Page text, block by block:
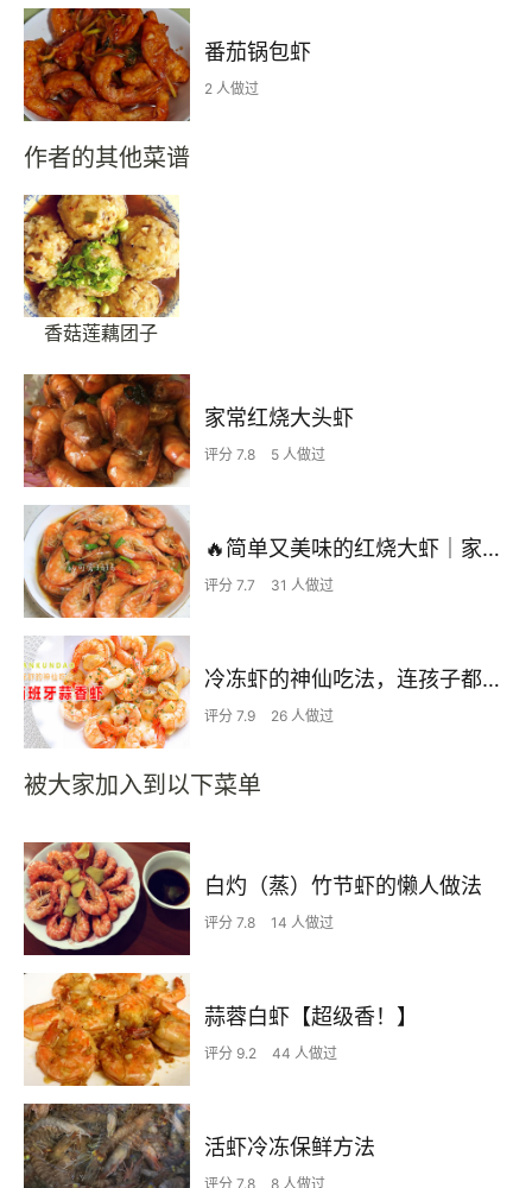
番茄锅包虾
2 人做过
作者的其他菜谱
香菇莲藕团子
家常红烧大头虾
评分 7.8 5 人做过
🔥简单又美味的红烧大虾｜家常，宴客常用菜
评分 7.7 31 人做过
冷冻虾的神仙吃法，连孩子都能多吃半碗饭，制作简单，好吃又营养
评分 7.9 26 人做过
被大家加入到以下菜单
白灼（蒸）竹节虾的懒人做法
评分 7.8 14 人做过
蒜蓉白虾【超级香！】
评分 9.2 44 人做过
活虾冷冻保鲜方法
评分 7.8 8 人做过